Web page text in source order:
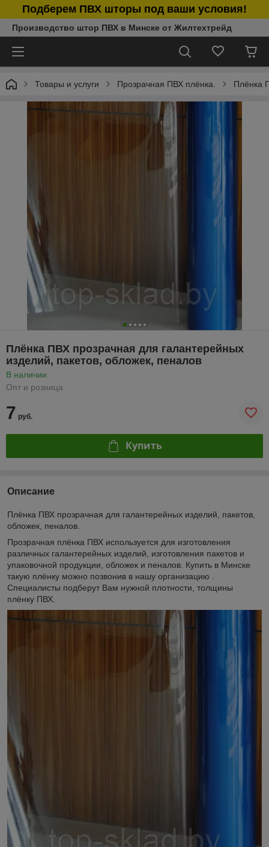
Подберем ПВХ шторы под ваши условия!
Производство штор ПВХ в Минске от Жилтехтрейд
Товары и услуги Прозрачная ПВХ плёнка. Плёнка
Плёнка ПВХ прозрачная для галантерейных
изделий, пакетов, обложек, пеналов
В наличии
Опт и розница
7 руб.
Купить
Описание
Плёнка ПВХ прозрачная для галантерейных изделий, пакетов,
обложек, пеналов.
Прозрачная плёнка ПВХ используется для изготовления
различных галантерейных изделий, изготовления пакетов и
упаковочной продукции, обложек и пеналов. Купить в Минске
такую плёнку можно позвонив в нашу организацию .
Специалисты подберут Вам нужной плотности, толщины
плёнку ПВХ.